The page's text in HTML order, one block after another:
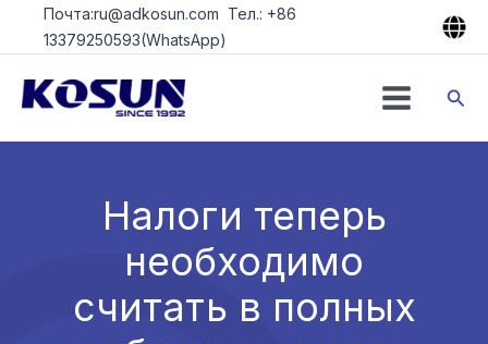
ПерейтиПочта:ru@adkosun.com Тел.: +86
13379250593(WhatsApp)
Налоги теперь
необходимо
считать в полных